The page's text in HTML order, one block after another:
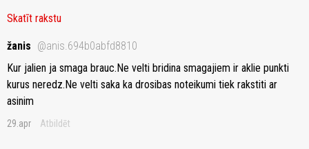
Skatīt rakstu
žanis @anis.694b0abfd8810
Kur jalien ja smaga brauc.Ne velti bridina smagajiem ir aklie punkti
kurus neredz.Ne velti saka ka drosibas noteikumi tiek rakstiti ar
asinim
29.apr Atbildēt